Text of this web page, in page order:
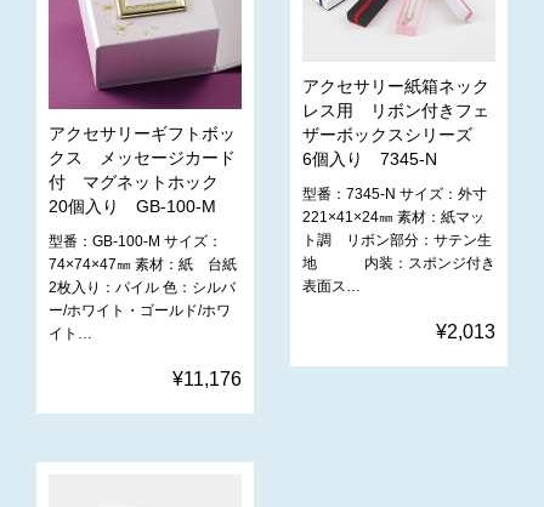
アクセサリーギフトボッ
クス メッセージカード
付 マグネットホック
20個入り GB-100-M
型番：GB-100-M サイズ：
74×74×47㎜ 素材：紙 台紙
2枚入り：パイル 色：シルバ
ー/ホワイト・ゴールド/ホワ
イト…
¥11,176
アクセサリー紙箱ネック
レス用 リボン付きフェ
ザーボックスシリーズ
6個入り 7345-N
型番：7345-N サイズ：外寸
221×41×24㎜ 素材：紙マッ
ト調 リボン部分：サテン生
地 内装：スポンジ付き
表面ス…
¥2,013